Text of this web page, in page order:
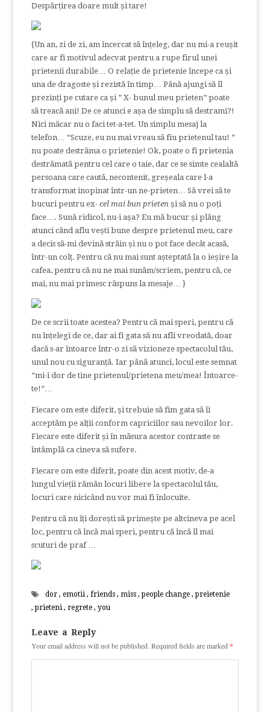
Despărțirea doare mult și tare!
{Un an, zi de zi, am încercat să înțeleg, dar nu mi-a reușit
care ar fi motivul adecvat pentru a rupe firul unei
prietenii durabile… O relație de prietenie începe ca și
una de dragoste și rezistă în timp… Până ajungi să îl
prezinți pe cutare ca și ” X- bunul meu prieten” poate
să treacă ani! De ce atunci e așa de simplu să destrami?!
Nici măcar nu o faci tet-a-tet. Un simplu mesaj la
telefon… “Scuze, eu nu mai vreau să fiu prietenul tau! ”
nu poate destrăma o prietenie! Ok, poate o fi prietenia
destrămată pentru cel care o taie, dar ce se simte cealaltă
persoana care caută, necontenit, greșeala care l-a
transformat inopinat într-un ne-prieten… Să vrei să te
bucuri pentru ex-cel mai bun prieten și să nu o poți
face…. Sună ridicol, nu-i așa? Eu mă bucur și plâng
atunci când aflu vești bune despre prietenul meu, care
a decis să-mi devină străin și nu o pot face decât acasă,
într-un colț. Pentru că nu mai sunt așteptată la o ieșire la
cafea, pentru că nu ne mai sunăm/scriem, pentru că, ce
mai, nu mai primesc răspuns la mesaje… }
De ce scrii toate acestea? Pentru că mai speri, pentru că
nu înțelegi de ce, dar ai fi gata să nu afli vreodată, doar
dacă s-ar întoarce într-o zi să vizioneze spectacolul tău,
unul nou cu siguranță. Iar până atunci, locul este semnat
“mi-i dor de tine prietenul/prietena meu/mea! Întoarce-
te!”…
Fiecare om este diferit, și trebuie să fim gata să îi
acceptăm pe alții conform capriciilor sau nevoilor lor.
Fiecare este diferit și în măsura acestor contraste se
întâmplă ca cineva să sufere.
Fiecare om este diferit, poate din acest motiv, de-a
lungul vieții rămân locuri libere la spectacolul tău,
locuri care nicicând nu vor mai fi înlocuite.
Pentru că nu îți dorești să primește pe altcineva pe acel
loc, pentru că încă mai speri, pentru că încă îl mai
scuturi de praf …
dor ,emotii ,friends ,miss ,people change ,preietenie
,prieteni ,regrete ,you
Leave a Reply
Your email address will not be published. Required fields are marked *